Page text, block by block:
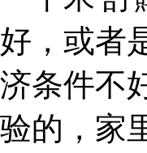
好，或者
济条件不
验的，家